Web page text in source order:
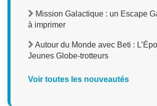
Mission Galactique : un Escape
à imprimer
Autour du Monde avec Beti :
Jeunes Globe-trotteurs
Voir toutes les nouveautés